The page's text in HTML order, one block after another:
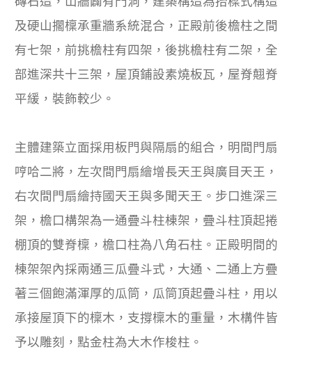
及硬山擱檁承重牆系統混合，正殿前後檐柱之間
有七架，前挑檐柱有四架，後挑檐柱有二架，全
部進深共十三架，屋頂鋪設素燒板瓦，屋脊翹脊
平緩，裝飾較少。
主體建築立面採用板門與隔扇的組合，明間門扇
哼哈二將，左次間門扇繪增長天王與廣目天王，
右次間門扇繪持國天王與多聞天王。步口進深三
架，檐口構架為一通疊斗柱棟架，疊斗柱頂起捲
棚頂的雙脊檁，檐口柱為八角石柱。正殿明間的
棟架架內採兩通三瓜疊斗式，大通、二通上方疊
著三個飽滿渾厚的瓜筒，瓜筒頂起疊斗柱，用以
承接屋頂下的檁木，支撐檁木的重量，木構件皆
予以雕刻，點金柱為大木作梭柱。